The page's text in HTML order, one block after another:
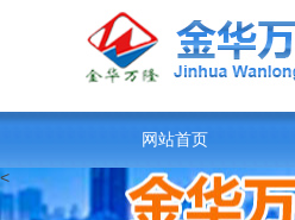
网站首页
<